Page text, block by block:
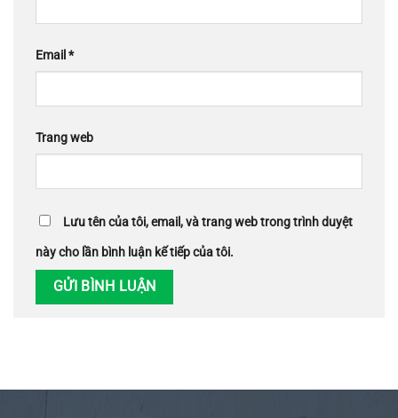
Email *
Trang web
Lưu tên của tôi, email, và trang web trong trình duyệt
này cho lần bình luận kế tiếp của tôi.